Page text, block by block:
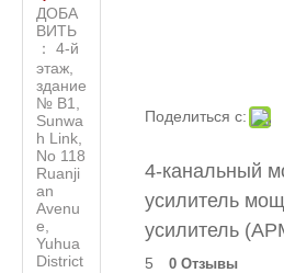
ДОБА
ВИТЬ
： 4-й
этаж,
здание
№ B1,
Sunwa
h Link,
No 118
Ruanji
an
Avenu
e,
Yuhua
District
Поделиться с:
4-канальный
усилитель
усилитель
5 0 Отзывы